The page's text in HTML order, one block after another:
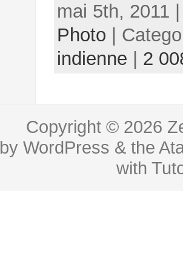
mai 5th, 2011
Photo |
indienne
2
Copyright © 2026
byWordPress & the
with